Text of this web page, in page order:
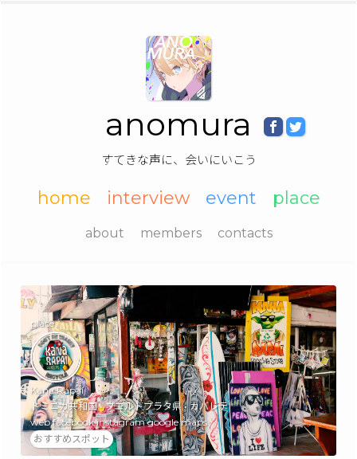
anomura
すてきな声に、会いにいこう
home interview event place
about members contacts
place
Kana Rapai
ドミニカ共和国 • プエルトプラタ県 • カバレテ
web facebook instagram google maps
おすすめスポット